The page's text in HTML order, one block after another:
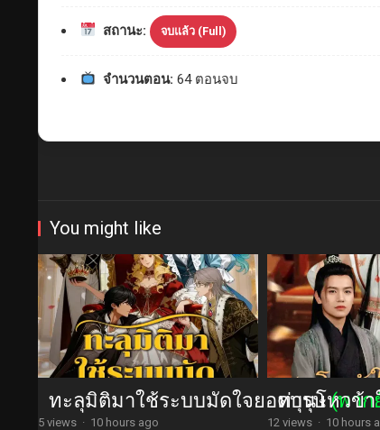
สถานะ: จบแล้ว (Full)
จำนวนตอน: 64 ตอนจบ
You might like
ทะลุมิติมาใช้ระบบมัดใจยอดบุรุษ(พาก
5 views · 10 hours ago
ท่านโหวข้า
12 views · 10 hours